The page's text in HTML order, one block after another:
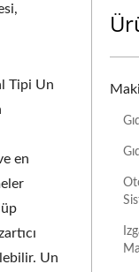
Tipi Un
en
Un